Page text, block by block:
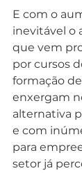
E com o
inevitável o
que vem
por cursos
formação
enxergam
alternativa
e com
para
setor já